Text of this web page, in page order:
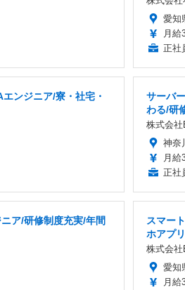
愛知
月給
正社
ンジニア/寮・社宅・
サーバ
わる/研
株式会社
神奈
月給
正社
ア/研修制度充実/年間
スマー
ホアプ
株式会社
愛知
月給